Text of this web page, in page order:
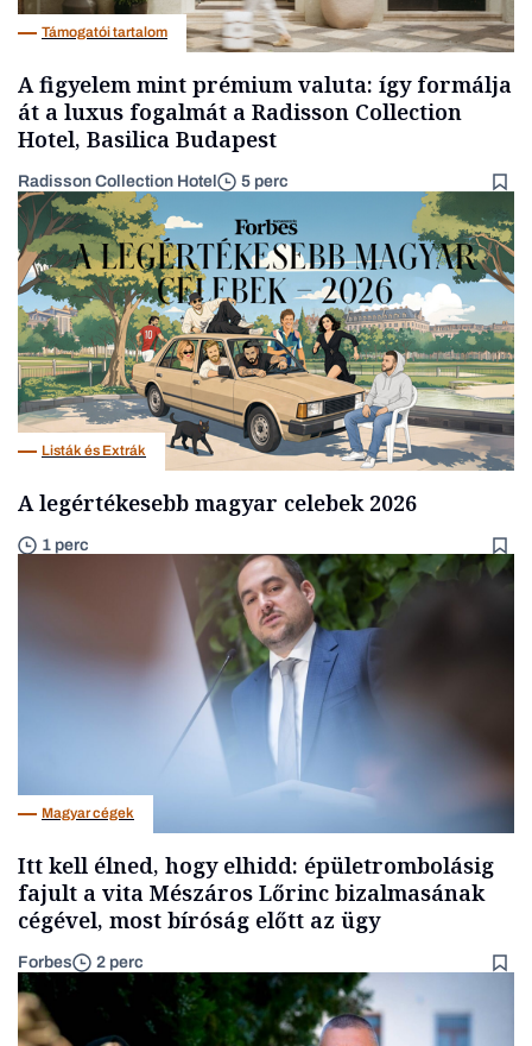
Támogatói tartalom
A figyelem mint prémium valuta: így formálja
át a luxus fogalmát a Radisson Collection
Hotel, Basilica Budapest
Radisson Collection Hotel 5 perc
Listák és Extrák
A legértékesebb magyar celebek 2026
1 perc
Magyar cégek
Itt kell élned, hogy elhidd: épületrombolásig
fajult a vita Mészáros Lőrinc bizalmasának
cégével, most bíróság előtt az ügy
Forbes 2 perc